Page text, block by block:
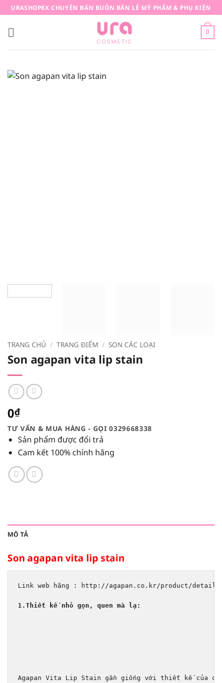
qua
nội
URASHOP8X CHUYÊN BÁN BUÔN BÁN LẺ MỸ PHẨM & PHỤ KIỆN
0
TRANG CHỦ / TRANG ĐIỂM / SON CÁC LOẠI
Son agapan vita lip stain
0₫
TƯ VẤN & MUA HÀNG - GỌI 0329668338
Sản phẩm được đổi trả
Cam kết 100% chính hãng
MÔ TẢ
Son agapan vita lip stain
Link web hãng : http://agapan.co.kr/product/
1.Thiết kế nhỏ gọn, quen mà lạ:
Agapan Vita Lip Stain gần giống với thiết kế của